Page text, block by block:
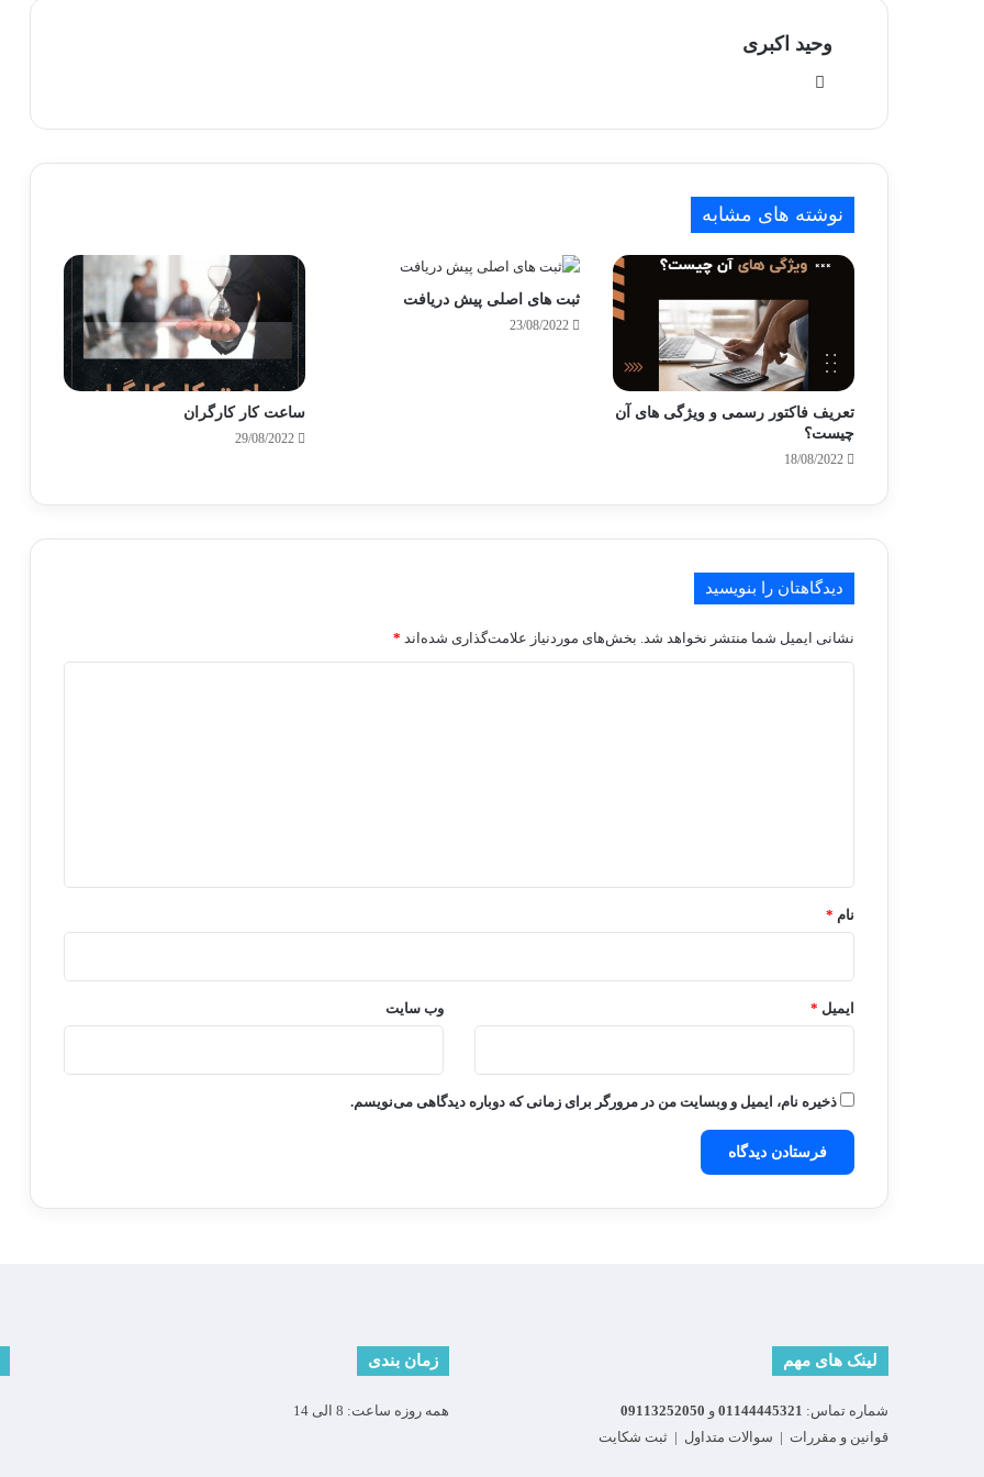
وحید اکبری
نوشته های مشابه
تعریف فاکتور رسمی و ویژگی های آن
چیست؟
18/08/2022
ثبت های اصلی پیش دریافت
23/08/2022
ساعت کار کارگران
29/08/2022
دیدگاهتان را بنویسید
نشانی ایمیل شما منتشر نخواهد شد. بخش‌های موردنیاز علامت‌گذاری شده‌اند *
نام *
ایمیل * وب‌ سایت
ذخیره نام، ایمیل و وبسایت من در مرورگر برای زمانی که دوباره دیدگاهی می‌نویسم.
لینک های مهم
شماره تماس: 01144445321 و 09113252050
قوانین و مقررات | سوالات متداول | ثبت شکایت
زمان بندی
همه روزه ساعت: 8 الی 14